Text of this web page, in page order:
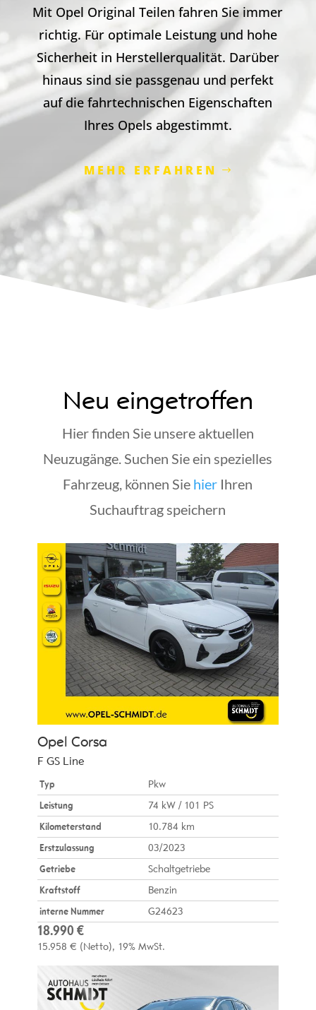
Mit Opel Original Teilen fahren Sie immer
richtig. Für optimale Leistung und hohe
Sicherheit in Herstellerqualität. Darüber
hinaus sind sie passgenau und perfekt
auf die fahrtechnischen Eigenschaften
Ihres Opels abgestimmt.
MEHR ERFAHREN
Neu eingetroffen
Hier finden Sie unsere aktuellen
Neuzugänge. Suchen Sie ein spezielles
Fahrzeug, können Sie hier Ihren
Suchauftrag speichern
Opel Corsa
F GS Line
Typ
Pkw
Leistung
74 kW / 101 PS
Kilometerstand
10.784 km
Erstzulassung
03/2023
Getriebe
Schaltgetriebe
Kraftstoff
Benzin
interne Nummer
G24623
18.990 €
15.958 € (Netto) 19% MwSt.